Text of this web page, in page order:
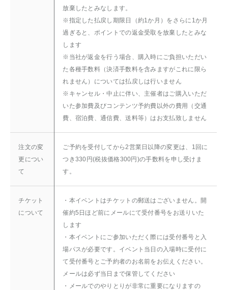
放棄したとみなします。
※指定した払戻し期限日（約1か月）をさらに1か月
過ぎると、ポイントでの返金受取を放棄したとみな
します
※当社が返金を行う場合、購入時にご負担いただい
た各種手数料（決済手数料を含みますがこれに限ら
れません）については払戻しは行いません
※キャンセル・中止に伴い、主催者はご購入いただ
いた参加費及びコンテンツ予約費以外の費用（交通
費、宿泊費、通信費、送料等）はお支払致しません
注文の変
更につい
て
ご予約を受付してから2営業日以降の変更は、1回に
つき330円(税抜価格300円)の手数料を申し受けま
す。
チケット
について
・本イベントはチケットの郵送はございません。開
催約5日ほど前にメールにて受付番号をお送りいた
します
・本イベントにご参加いただく際には受付番号と入
場パスが必要です。イベント当日の入場時に受付に
て受付番号とご予約者のお名前をお伝えください。
メールは必ず当日まで保管してください
・メールでのやりとりが非常に重要になりますの